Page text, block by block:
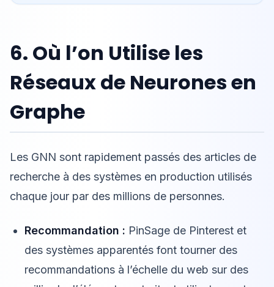
6. Où l’on Utilise les
Réseaux de Neurones en
Graphe
Les GNN sont rapidement passés des articles de
recherche à des systèmes en production utilisés
chaque jour par des millions de personnes.
Recommandation : PinSage de Pinterest et
des systèmes apparentés font tourner des
recommandations à l’échelle du web sur des